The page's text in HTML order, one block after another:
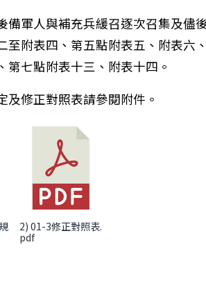
部社會教育貢獻獎實施要點」及徵
備軍人與補充兵緩召逐次召集及儘
至附表四、第五點附表五、附表六
第七點附表十三、附表十四。
及修正對照表請參閱附件。
2) 01-3修正對照表.
pdf